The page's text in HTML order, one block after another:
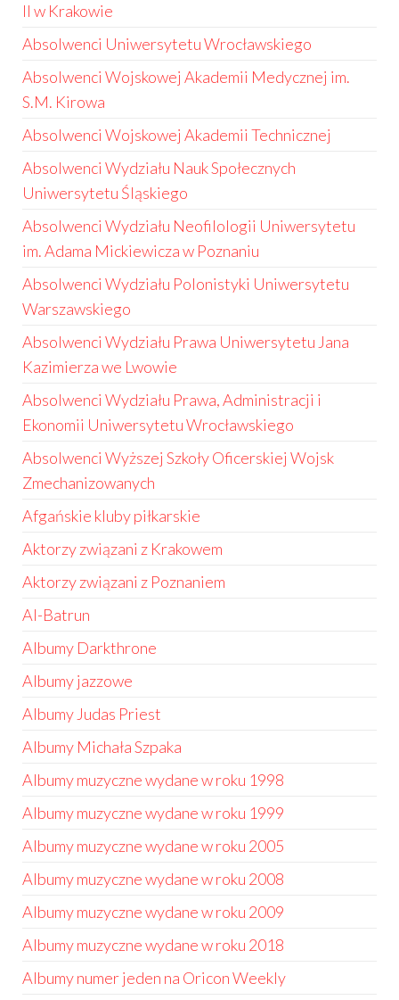
II w Krakowie
Absolwenci Uniwersytetu Wrocławskiego
Absolwenci Wojskowej Akademii Medycznej im.
S.M. Kirowa
Absolwenci Wojskowej Akademii Technicznej
Absolwenci Wydziału Nauk Społecznych
Uniwersytetu Śląskiego
Absolwenci Wydziału Neofilologii Uniwersytetu
im. Adama Mickiewicza w Poznaniu
Absolwenci Wydziału Polonistyki Uniwersytetu
Warszawskiego
Absolwenci Wydziału Prawa Uniwersytetu Jana
Kazimierza we Lwowie
Absolwenci Wydziału Prawa, Administracji i
Ekonomii Uniwersytetu Wrocławskiego
Absolwenci Wyższej Szkoły Oficerskiej Wojsk
Zmechanizowanych
Afgańskie kluby piłkarskie
Aktorzy związani z Krakowem
Aktorzy związani z Poznaniem
Al-Batrun
Albumy Darkthrone
Albumy jazzowe
Albumy Judas Priest
Albumy Michała Szpaka
Albumy muzyczne wydane w roku 1998
Albumy muzyczne wydane w roku 1999
Albumy muzyczne wydane w roku 2005
Albumy muzyczne wydane w roku 2008
Albumy muzyczne wydane w roku 2009
Albumy muzyczne wydane w roku 2018
Albumy numer jeden na Oricon Weekly